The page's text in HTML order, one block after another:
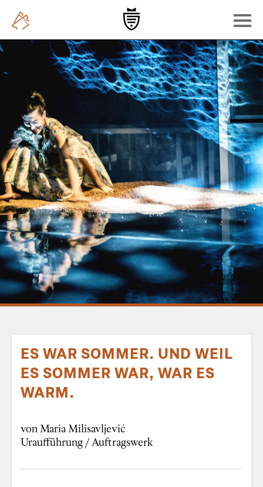
ES WAR SOMMER. UND WEIL
ES SOMMER WAR, WAR ES
WARM.
von Maria Milisavljević
Uraufführung / Auftragswerk